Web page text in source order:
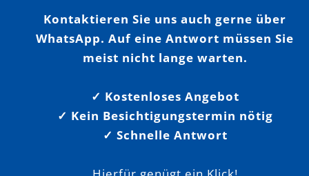
Kontaktieren Sie uns auch gerne über
WhatsApp. Auf eine Antwort müssen Sie
meist nicht lange warten.
✓ Kostenloses Angebot
✓ Kein Besichtigungstermin nötig
✓ Schnelle Antwort